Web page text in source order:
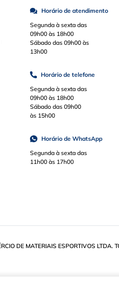
Horário de atendimento
Segunda à sexta das
09h00 às 18h00
Sábado das 09h00 às
13h00
Horário de telefone
Segunda à sexta das
09h00 às 18h00
Sábado das 09h00
às 15h00
Horário de WhatsApp
Segunda à sexta das
11h00 às 17h00
DE MATERIAIS ESPORTIVOS LTDA.